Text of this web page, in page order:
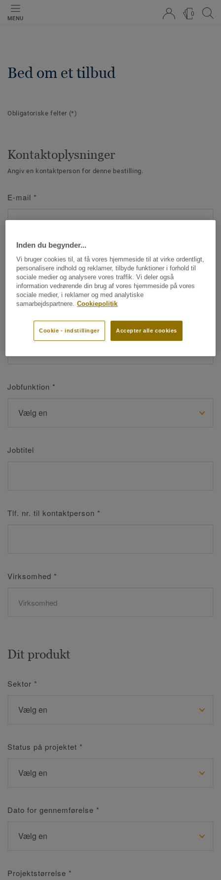
MENU
0
Bed om et tilbud
Obligatoriske felter (*)
Kontaktoplysninger
Angiv en kontaktperson for denne bestilling.
E-mail *
Navn*
Efternavn*
Jobfunktion *
Jobtitel
Tlf. nr. til kontaktperson *
Virksomhed *
Dit produkt
Sektor *
Status på projektet *
Dato for gennemførelse *
Projektstørrelse *
Inden du begynder...
Vi bruger cookies til, at få vores hjemmeside til at virke ordentligt,
personalisere indhold og reklamer, tilbyde funktioner i forhold til
sociale medier og analysere vores traffik. Vi deler også
information vedrørende din brug af vores hjemmeside på vores
sociale medier, i reklamer og med analytiske
samarbejdspartnere. Cookiepolitik
Accepter alle cookies
Cookie - indstillinger